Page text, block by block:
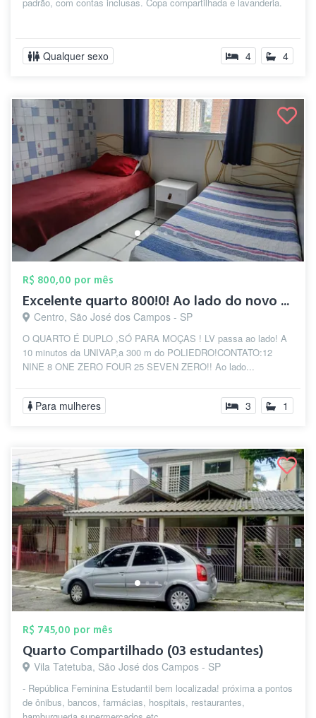
Qualquer sexo 4 4
R$ 800,00 por mês
Excelente quarto 800!0! Ao lado do novo ...
Centro, São José dos Campos - SP
O QUARTO É DUPLO ,SÓ PARA MOÇAS ! LV passa ao lado! A
10 minutos da UNIVAP,a 300 m do POLIEDRO!CONTATO:12
NINE 8 ONE ZERO FOUR 25 SEVEN ZERO!! Ao lado...
Para mulheres 3 1
R$ 745,00 por mês
Quarto Compartilhado (03 estudantes)
Vila Tatetuba, São José dos Campos - SP
- República Feminina Estudantil bem localizada! próxima a pontos
de ônibus, bancos, farmácias, hospitais, restaurantes,